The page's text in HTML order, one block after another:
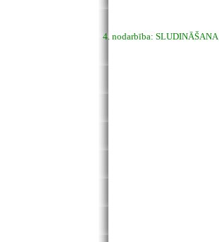
4. nodarbība: SLUDINĀŠANA